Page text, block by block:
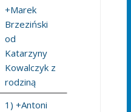
+Marek
Brzeziński
od
Katarzyny
Kowalczyk z
rodziną
1) +Antoni